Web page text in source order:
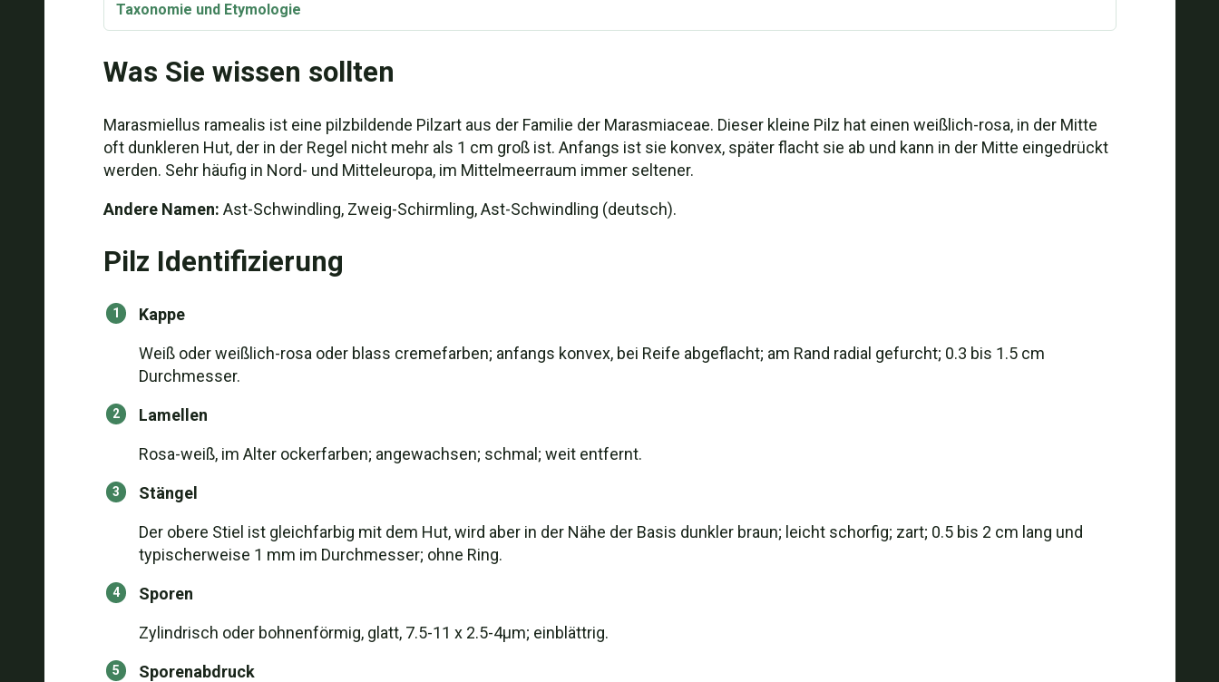
Taxonomie und Etymologie
Was Sie wissen sollten
Marasmiellus ramealis ist eine pilzbildende Pilzart aus der Familie der Marasmiaceae. Dieser kleine Pilz hat einen weißlich-rosa, in der Mitte
oft dunkleren Hut, der in der Regel nicht mehr als 1 cm groß ist. Anfangs ist sie konvex, später flacht sie ab und kann in der Mitte eingedrückt
werden. Sehr häufig in Nord- und Mitteleuropa, im Mittelmeerraum immer seltener.
Andere Namen: Ast-Schwindling, Zweig-Schirmling, Ast-Schwindling (deutsch).
Pilz Identifizierung
Kappe
Weiß oder weißlich-rosa oder blass cremefarben; anfangs konvex, bei Reife abgeflacht; am Rand radial gefurcht; 0.3 bis 1.5 cm
Durchmesser.
Lamellen
Rosa-weiß, im Alter ockerfarben; angewachsen; schmal; weit entfernt.
Stängel
Der obere Stiel ist gleichfarbig mit dem Hut, wird aber in der Nähe der Basis dunkler braun; leicht schorfig; zart; 0.5 bis 2 cm lang und
typischerweise 1 mm im Durchmesser; ohne Ring.
Sporen
Zylindrisch oder bohnenförmig, glatt, 7.5-11 x 2.5-4μm; einblättrig.
Sporenabdruck